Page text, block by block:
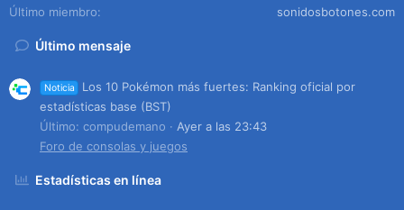
Último miembro
sonidosbotones.com
Último mensaje
Noticia
Los 10 Pokémon más fuertes: Ranking oficial por
estadísticas base (BST)
Último: compudemano
Ayer a las 23:43
Foro de consolas y juegos
Estadísticas en línea